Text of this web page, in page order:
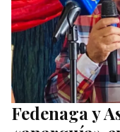
Fedenaga y